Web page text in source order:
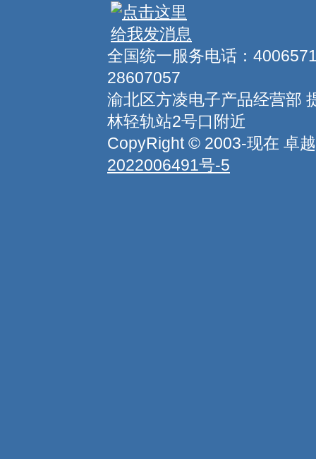
全国统一服务电话：
28607057
渝北区方凌电子产品经营部
林轻轨站2号口附近
CopyRight © 2003-现在 卓
2022006491号-5